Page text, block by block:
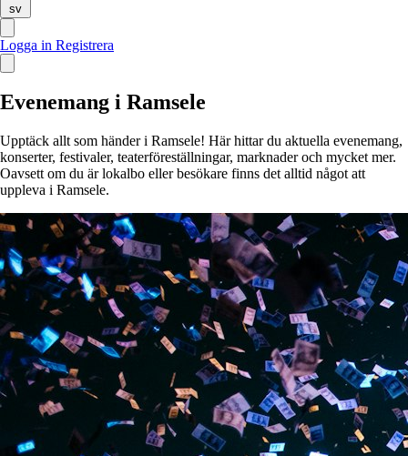
sv
Logga in Registrera
Evenemang i Ramsele
Upptäck allt som händer i Ramsele! Här hittar du aktuella evenemang,
konserter, festivaler, teaterföreställningar, marknader och mycket mer.
Oavsett om du är lokalbo eller besökare finns det alltid något att
uppleva i Ramsele.